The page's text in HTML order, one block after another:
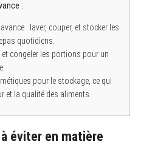
:
: laver, couper, et stocker les
quotidiens.
congeler les portions pour un
pour le stockage, ce qui
et la qualité des aliments.
éviter en matière